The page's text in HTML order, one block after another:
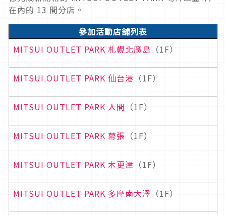
在內的 13 間分店。
參加活動店舖列表
MITSUI OUTLET PARK 札幌北廣島 （1F）
MITSUI OUTLET PARK 仙台港 （1F）
MITSUI OUTLET PARK 入間 （1F）
MITSUI OUTLET PARK 幕張 （1F）
MITSUI OUTLET PARK 木更津 （1F）
MITSUI OUTLET PARK 多摩南大澤 （1F）